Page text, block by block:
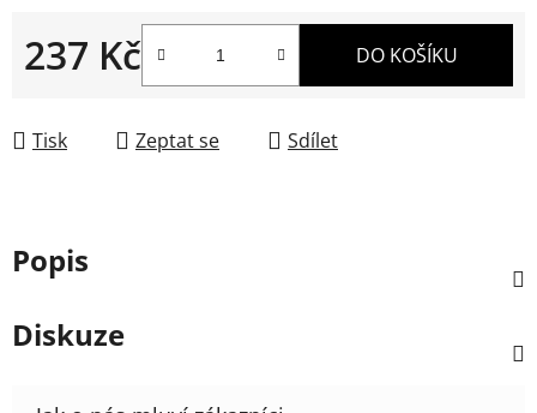
237 Kč DO KOŠÍKU
Tisk Zeptat se Sdílet
Popis
Diskuze